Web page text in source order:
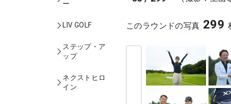
ー
LIV GOLF
ステップ・ア
ップ
ネクストヒロ
イン
このラウンドの写真 299